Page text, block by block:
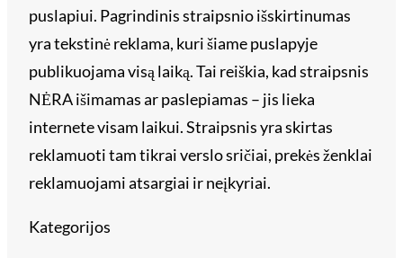
puslapiui. Pagrindinis straipsnio išskirtinumas
yra tekstinė reklama, kuri šiame puslapyje
publikuojama visą laiką. Tai reiškia, kad straipsnis
NĖRA išimamas ar paslepiamas – jis lieka
internete visam laikui. Straipsnis yra skirtas
reklamuoti tam tikrai verslo sričiai, prekės ženklai
reklamuojami atsargiai ir neįkyriai.
Kategorijos